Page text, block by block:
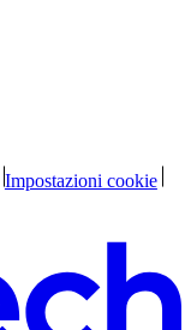
Impostazioni cookie